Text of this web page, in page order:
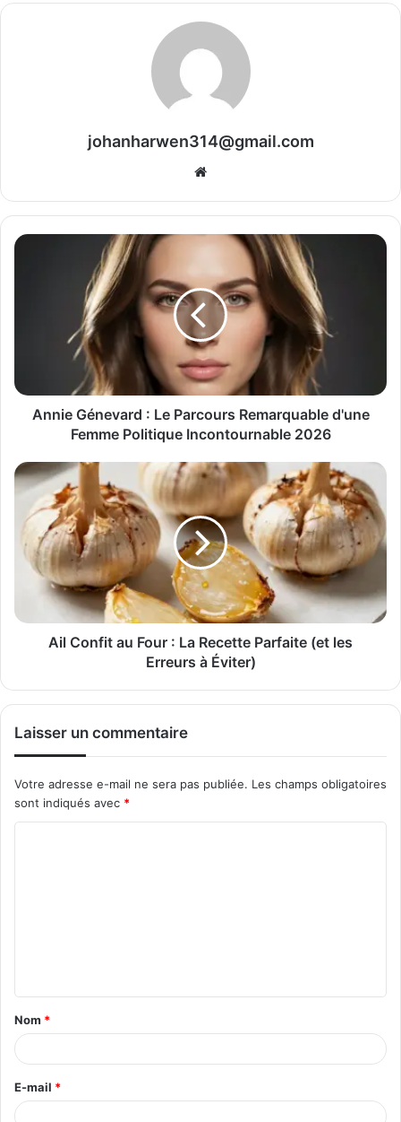
johanharwen314@gmail.com
Website
Annie Génevard : Le Parcours Remarquable d'une
Femme Politique Incontournable 2026
Ail Confit au Four : La Recette Parfaite (et les
Erreurs à Éviter)
Laisser un commentaire
Votre adresse e-mail ne sera pas publiée. Les champs obligatoires
sont indiqués avec *
t
a
e
Nom *
E-mail *